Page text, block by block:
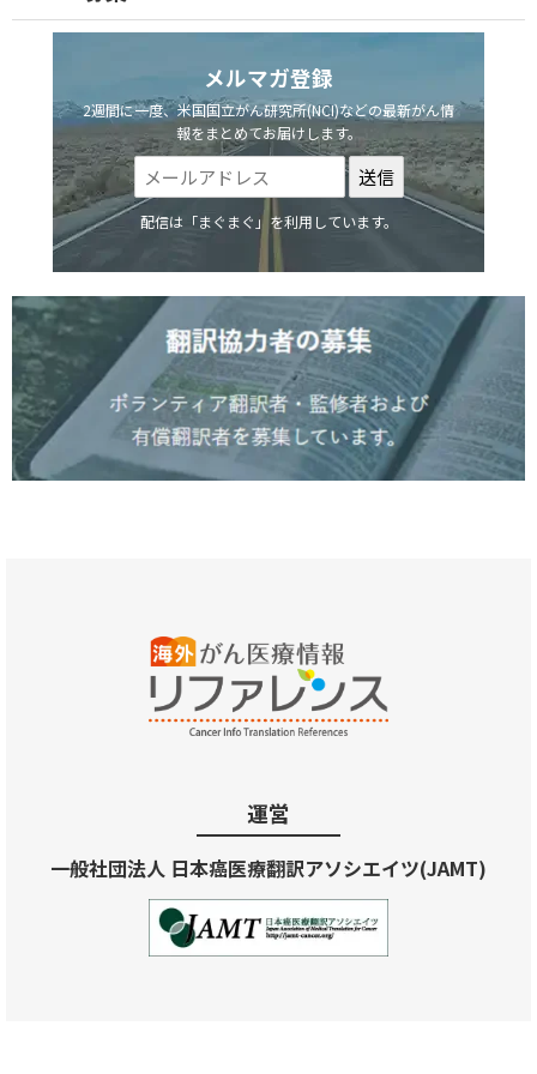
メルマガ登録
2週間に一度、米国国立がん研究所(NCI)などの最新がん情
報をまとめてお届けします。
配信は「まぐまぐ」を利用しています。
運営
一般社団法人 日本癌医療翻訳アソシエイツ(JAMT)